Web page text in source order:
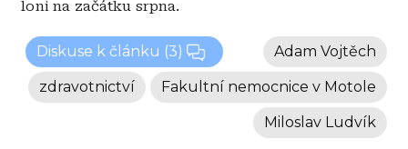
loni na začátku srpna.
Diskuse k článku (3) Adam Vojtěch
Fakultní nemocnice v Motole
zdravotnictví
Miloslav Ludvík